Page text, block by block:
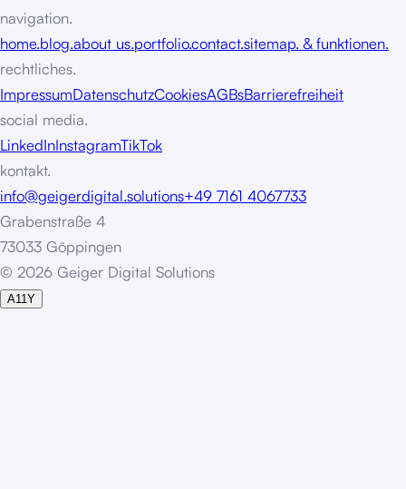
navigation.
home.blog.about us.portfolio.contact.sitemap. & funktionen.
rechtliches.
ImpressumDatenschutzCookiesAGBsBarrierefreiheit
social media.
LinkedInInstagramTikTok
kontakt.
info@geigerdigital.solutions+49 7161 4067733
Grabenstraße 4
73033 Göppingen
© 2026 Geiger Digital Solutions
A11Y